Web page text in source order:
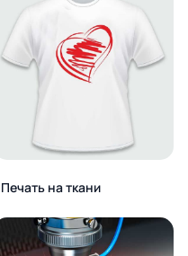
Печать на ткани